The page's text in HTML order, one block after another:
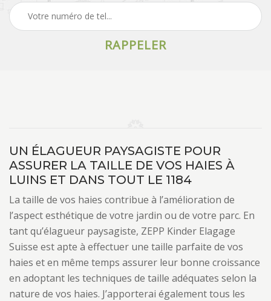
UN ÉLAGUEUR PAYSAGISTE POUR
ASSURER LA TAILLE DE VOS HAIES À
LUINS ET DANS TOUT LE 1184
La taille de vos haies contribue à l’amélioration de
l’aspect esthétique de votre jardin ou de votre parc. En
tant qu’élagueur paysagiste, ZEPP Kinder Elagage
Suisse est apte à effectuer une taille parfaite de vos
haies et en même temps assurer leur bonne croissance
en adoptant les techniques de taille adéquates selon la
nature de vos haies. J’apporterai également tous les